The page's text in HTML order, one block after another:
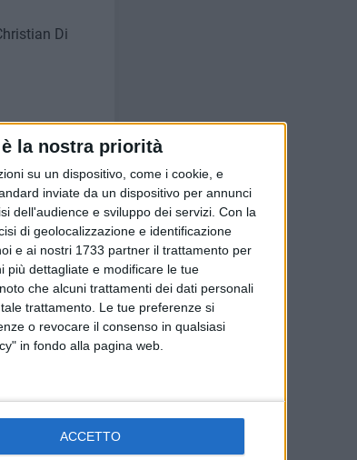
la nostra priorità
su un dispositivo, come i cookie, e
inviate da un dispositivo per annunci
dell'audience e sviluppo dei servizi. Con la
di geolocalizzazione e identificazione
e ai nostri 1733 partner il trattamento per
più dettagliate e modificare le tue
che alcuni trattamenti dei dati personali
trattamento. Le tue preferenze si
o revocare il consenso in qualsiasi
in fondo alla pagina web.
ACCETTO
Di
Puglia: le
chiedono
degli